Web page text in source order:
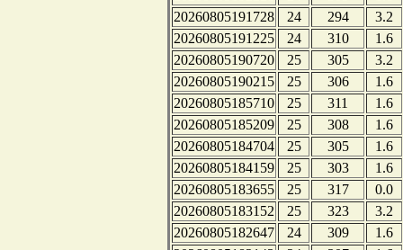
20260805191728
24 294
3.2
20260805191225
24 310
1.6
20260805190720
25 305
3.2
20260805190215
25 306
1.6
20260805185710
25 311
1.6
20260805185209
25 308
1.6
20260805184704
25 305
1.6
20260805184159
25 303
1.6
20260805183655
25 317
0.0
20260805183152
25 323
3.2
20260805182647
24 309
1.6